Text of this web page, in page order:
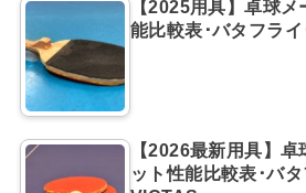
【2025用具】卓球メ
能比較表･バタフラ
【2026最新用具】卓
ット性能比較表･バ